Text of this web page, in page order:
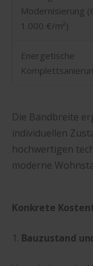
Modernisierung
1.000 €/m²)
Energetische
Die Bandbreite
individuellen
hochwertigen
moderne
Konkrete
1. Bauzustand